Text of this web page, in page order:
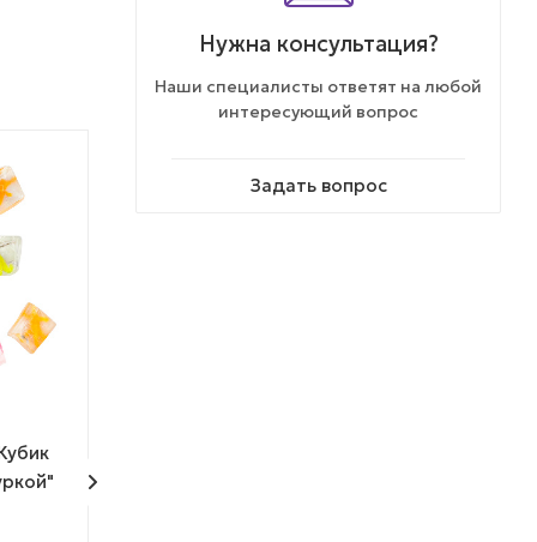
Нужна консультация?
Наши специалисты ответят на любой
интересующий вопрос
Задать вопрос